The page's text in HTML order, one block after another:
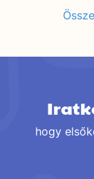
hogy